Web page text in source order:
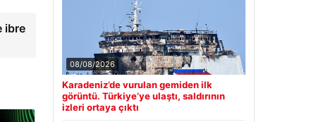
ibre 08/08/2026
Karadeniz’de vurulan gemiden ilk
görüntü. Türkiye’ye ulaştı, saldırının
izleri ortaya çıktı